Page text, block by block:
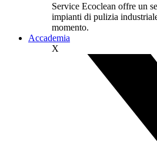
Service Ecoclean offre un
impianti di pulizia
momento.
Accademia
X